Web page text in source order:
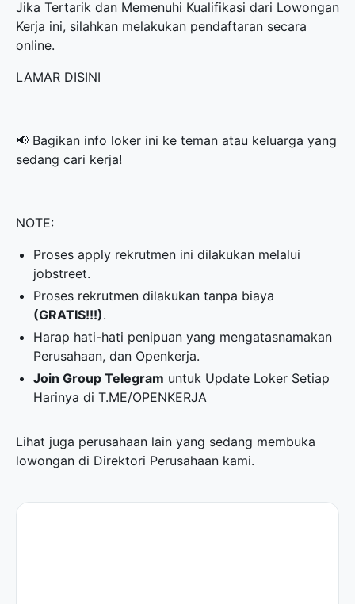
Jika Tertarik dan Memenuhi Kualifikasi dari Lowongan
Kerja ini, silahkan melakukan pendaftaran secara
online.
LAMAR DISINI
📢 Bagikan info loker ini ke teman atau keluarga yang
sedang cari kerja!
NOTE:
Proses apply rekrutmen ini dilakukan melalui
jobstreet.
Proses rekrutmen dilakukan tanpa biaya
(GRATIS!!!).
Harap hati-hati penipuan yang mengatasnamakan
Perusahaan, dan Openkerja.
Join Group Telegram untuk Update Loker Setiap
Harinya diT.ME/OPENKERJA
Lihat juga perusahaan lain yang sedang membuka
lowongan di Direktori Perusahaan kami.